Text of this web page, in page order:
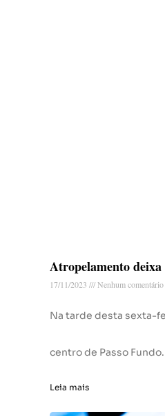
Atropelamento
17/11/2023 Nenhum comentário
Na tarde desta sexta-
centro de Passo
Leia mais